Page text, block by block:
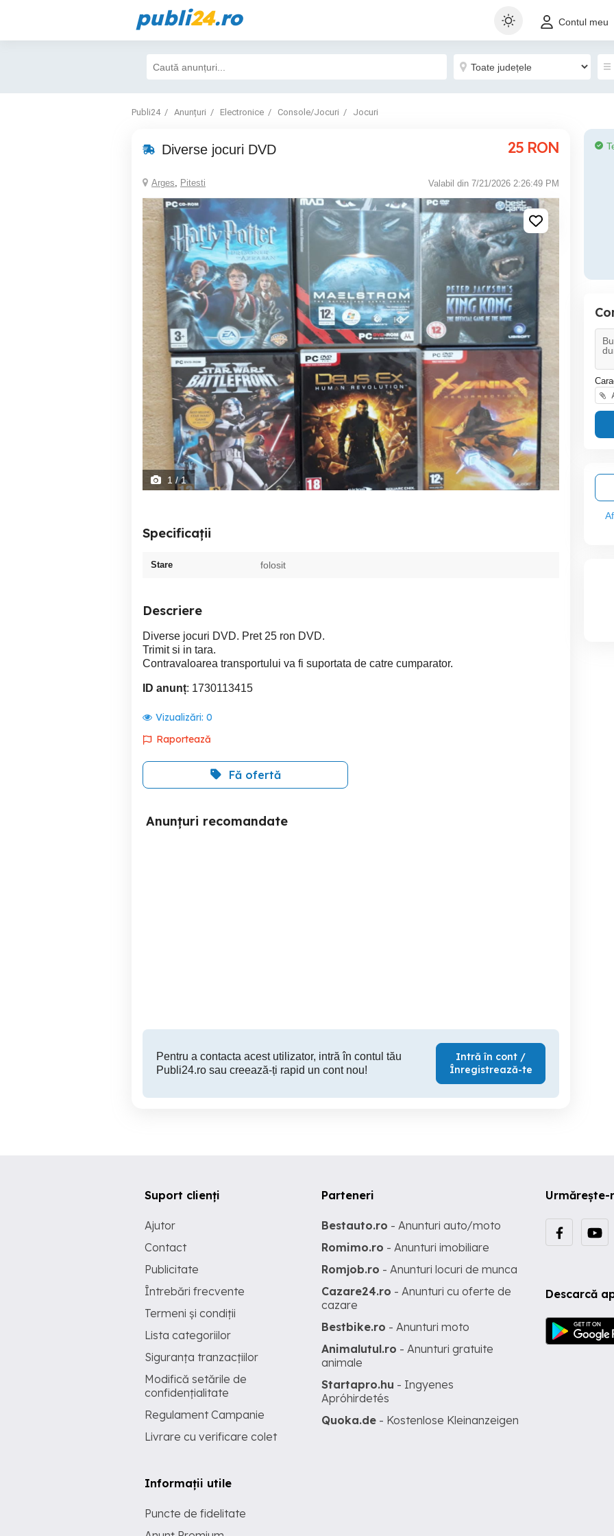
publi24.ro Contul meu
Publi24 Anunțuri Electronice Console/Jocuri Jocuri
Diverse jocuri DVD 25 RON
Arges, Pitesti Valabil din 7/21/2026 2:26:49 PM
1 / 1
Specificații
Stare folosit
Descriere
Diverse jocuri DVD. Pret 25 ron DVD.
Trimit si in tara.
Contravaloarea transportului va fi suportata de catre cumparator.
ID anunț: 1730113415
Vizualizări: 0
Raportează
Fă ofertă
Anunțuri recomandate
Pentru a contacta acest utilizator, intră în contul tău
Publi24.ro sau creează-ți rapid un cont nou!
Intră în cont /
Înregistrează-te
Urmărește-
Descarcă
Suport clienți
Ajutor
Contact
Publicitate
Întrebări frecvente
Termeni și condiții
Lista categoriilor
Siguranța tranzacțiilor
Modifică setările de
confidențialitate
Regulament Campanie
Livrare cu verificare colet
Informații utile
Puncte de fidelitate
Parteneri
Bestauto.ro - Anunturi auto/moto
Romimo.ro - Anunturi imobiliare
Romjob.ro - Anunturi locuri de munca
Cazare24.ro - Anunturi cu oferte de
cazare
Bestbike.ro - Anunturi moto
Animalutul.ro - Anunturi gratuite
animale
Startapro.hu - Ingyenes
Apróhirdetés
Quoka.de - Kostenlose Kleinanzeigen